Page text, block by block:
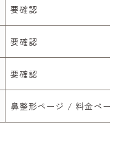
要確認
要確認
要確認
鼻整形ページ / 料金ペー